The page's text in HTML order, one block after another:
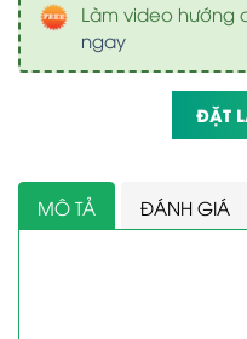
Làm video hướng
ngay
ĐẶT
MÔ TẢ ĐÁNH GIÁ